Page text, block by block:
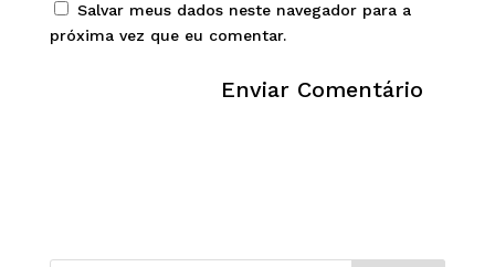
Salvar meus dados neste navegador para a
próxima vez que eu comentar.